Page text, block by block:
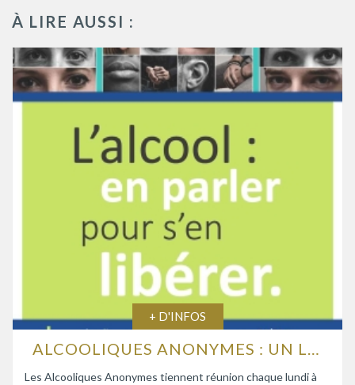
À LIRE AUSSI :
+ D'INFOS
ALCOOLIQUES ANONYMES : UN LIEU D’ÉCOUTE ET D’ENTRAIDE
Les Alcooliques Anonymes tiennent réunion chaque lundi à